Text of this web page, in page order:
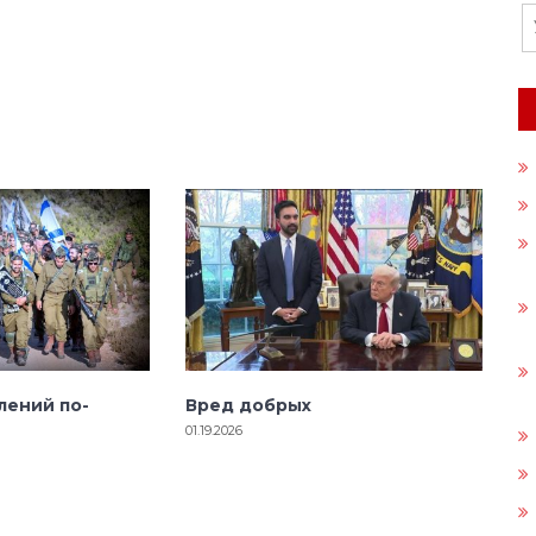
по-
Вред добрых
01.19.2026